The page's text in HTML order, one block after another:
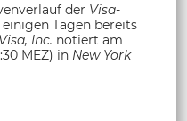
der Visa-
Tagen bereits
Visa, Inc. notiert am
MEZ) in New York